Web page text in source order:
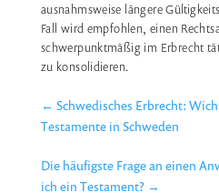
ausnahmsweise längere
Fall wird empfohlen, einen
schwerpunktmäßig im Erbrecht
zu konsolidieren.
← Schwedisches Erbrecht:
Testamente in Schweden
Die häufigste Frage an einen
ich ein Testament?→